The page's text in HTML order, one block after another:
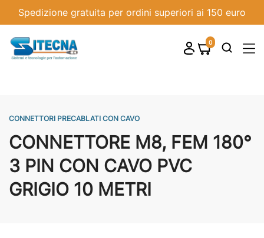
Spedizione gratuita per ordini superiori ai 150 euro
 shopping_cart0
CONNETTORI PRECABLATI CON CAVO
CONNETTORE M8, FEM 180°
3 PIN CON CAVO PVC
GRIGIO 10 METRI